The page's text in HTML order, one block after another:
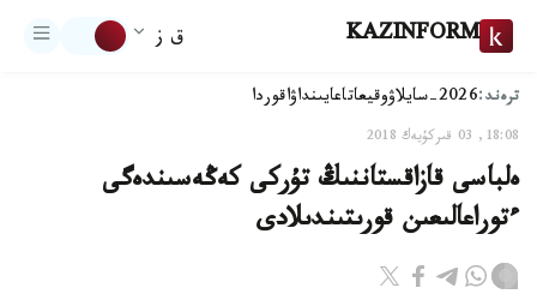
KAZINFORM ق ز
ترەند:2026-سايلاۋ وقيعاتاعايىنداۋاقوردا
18:08, 03 قىركۇيەك 2018
ەلباسى قازاقستاننىڭ تۇركى كەڭەسىندەگى
ءتوراعالىعىن قورىتىندىلادى